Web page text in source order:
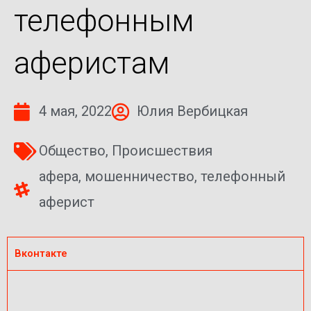
телефонным
аферистам
4 мая, 2022 Юлия Вербицкая
Общество, Происшествия
афера, мошенничество, телефонный
аферист
Вконтакте